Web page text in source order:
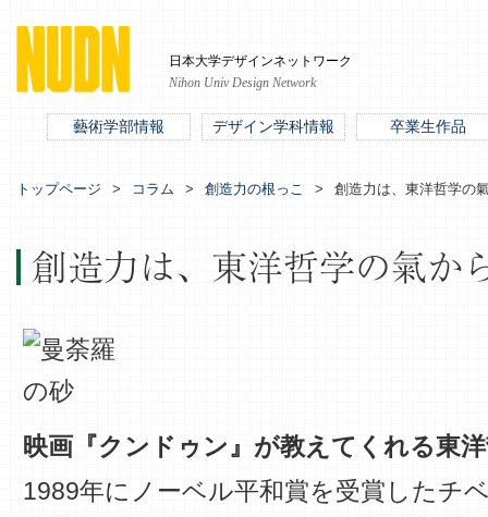
日本大学デザインネットワーク
Nihon Univ Design Network
藝術学部情報 デザイン学科情報 卒業生作品
トップページ コラム 創造力の根っこ 創造力は、東洋哲学の
創造力は、東洋哲学の氣か
映画『クンドゥン』が教えてくれる東
1989年にノーベル平和賞を受賞したチ